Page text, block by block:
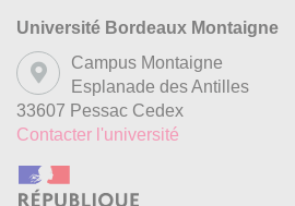
Université Bordeaux Montaigne
Campus Montaigne
Esplanade des Antilles
33607 Pessac Cedex
Contacter l'université